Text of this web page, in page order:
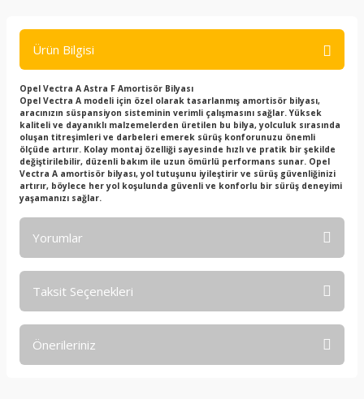
Ürün Bilgisi
Opel Vectra A Astra F Amortisör Bilyası
Opel Vectra A modeli için özel olarak tasarlanmış amortisör bilyası,
aracınızın süspansiyon sisteminin verimli çalışmasını sağlar. Yüksek
kaliteli ve dayanıklı malzemelerden üretilen bu bilya, yolculuk sırasında
oluşan titreşimleri ve darbeleri emerek sürüş konforunuzu önemli
ölçüde artırır. Kolay montaj özelliği sayesinde hızlı ve pratik bir şekilde
değiştirilebilir, düzenli bakım ile uzun ömürlü performans sunar. Opel
Vectra A amortisör bilyası, yol tutuşunu iyileştirir ve sürüş güvenliğinizi
artırır, böylece her yol koşulunda güvenli ve konforlu bir sürüş deneyimi
yaşamanızı sağlar.
Yorumlar
Taksit Seçenekleri
Önerileriniz